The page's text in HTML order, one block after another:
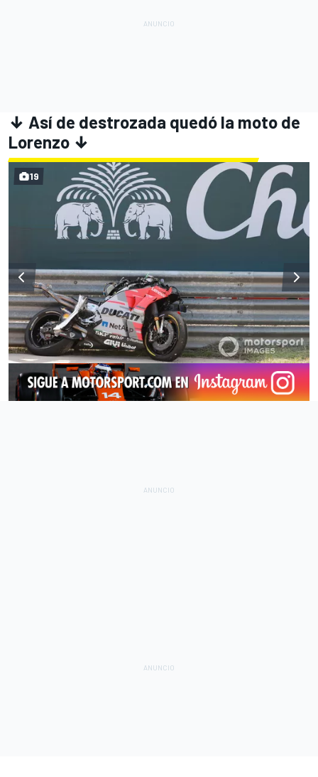
↓ Así de destrozada quedó la moto de
Lorenzo ↓
19